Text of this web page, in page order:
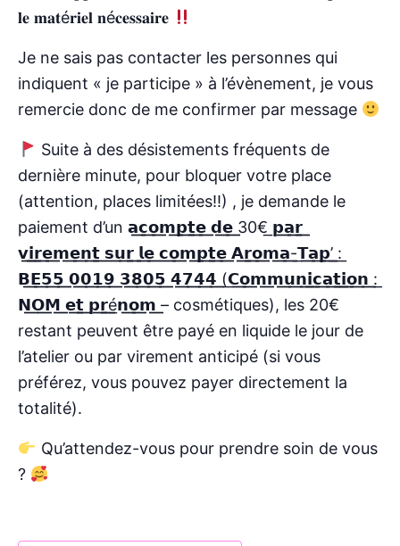
𝐥𝐞 𝐦𝐚𝐭é𝐫𝐢𝐞𝐥 𝐧é𝐜𝐞𝐬𝐬𝐚𝐢𝐫𝐞
Je ne sais pas contacter les personnes qui
indiquent « je participe » à l’évènement, je vous
remercie donc de me confirmer par message
Suite à des désistements fréquents de
dernière minute, pour bloquer votre place
(attention, places limitées!!) , je demande le
paiement d’un 𝗮͟𝗰͟𝗼͟𝗺͟𝗽͟𝘁͟𝗲͟ 𝗱͟𝗲͟ 30€͟ 𝗽͟𝗮͟𝗿͟
𝘃͟𝗶͟𝗿͟𝗲͟𝗺͟𝗲͟𝗻͟𝘁͟ 𝘀͟𝘂͟𝗿͟ 𝗹͟𝗲͟ 𝗰͟𝗼͟𝗺͟𝗽͟𝘁͟𝗲͟ 𝗔͟𝗿͟𝗼͟𝗺͟𝗮͟-͟𝗧͟𝗮͟𝗽͟’͟ :͟
𝗕͟𝗘͟𝟱͟𝟱͟ 𝟬͟𝟬͟𝟭͟𝟵͟ 𝟯͟𝟴͟𝟬͟𝟱͟ 𝟰͟𝟳͟𝟰͟𝟰͟ (͟𝗖͟𝗼͟𝗺͟𝗺͟𝘂͟𝗻͟𝗶͟𝗰͟𝗮͟𝘁͟𝗶͟𝗼͟𝗻͟ :͟
𝗡͟𝗢͟𝗠͟ 𝗲͟𝘁͟ 𝗽͟𝗿͟é͟𝗻͟𝗼͟𝗺͟ – cosmétiques), les 20€
restant peuvent être payé en liquide le jour de
l’atelier ou par virement anticipé (si vous
préférez, vous pouvez payer directement la
totalité).
Qu’attendez-vous pour prendre soin de vous
?